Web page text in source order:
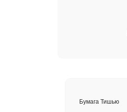
Бумага Тишью